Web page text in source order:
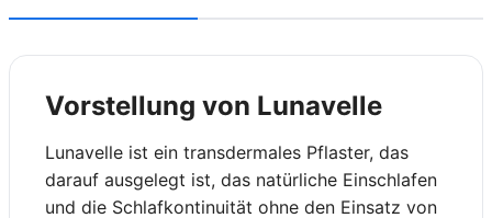
Vorstellung von Lunavelle
Lunavelle ist ein transdermales Pflaster, das
darauf ausgelegt ist, das natürliche Einschlafen
und die Schlafkontinuität ohne den Einsatz von